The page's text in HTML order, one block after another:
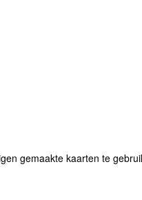
gemaakte kaarten te